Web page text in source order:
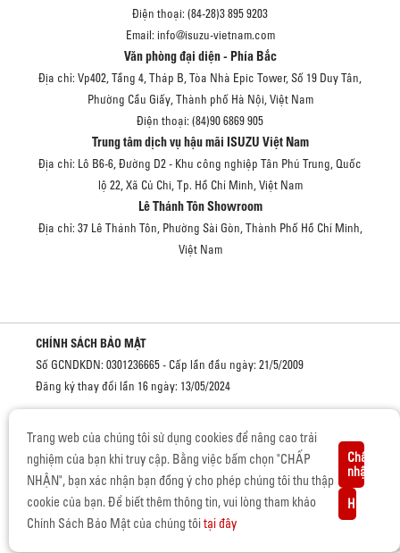
Trang web của chúng tôi sử dụng cookies để nâng cao trải
nghiệm của bạn khi truy cập. Bằng việc bấm chọn "CHẤP
NHẬN", bạn xác nhận bạn đồng ý cho phép chúng tôi thu thập
cookie của bạn. Để biết thêm thông tin, vui lòng tham khảo
Chính Sách Bảo Mật của chúng tôi tại đây
Chấp
nhận
Hủy
Điện thoại: (84-28)3 895 9203
Email: info@isuzu-vietnam.com
Văn phòng đại diện - Phía Bắc
Địa chỉ: Vp402, Tầng 4, Tháp B, Tòa Nhà Epic Tower, Số 19 Duy Tân,
Phường Cầu Giấy, Thành phố Hà Nội, Việt Nam
Điện thoại: (84)90 6869 905
Trung tâm dịch vụ hậu mãi ISUZU Việt Nam
Địa chỉ: Lô B6-6, Đường D2 - Khu công nghiệp Tân Phú Trung, Quốc
lộ 22, Xã Củ Chi, Tp. Hồ Chí Minh, Việt Nam
Lê Thánh Tôn Showroom
Địa chỉ: 37 Lê Thánh Tôn, Phường Sài Gòn, Thành Phố Hồ Chí Minh,
Việt Nam
CHÍNH SÁCH BẢO MẬT
Số GCNDKDN: 0301236665 - Cấp lần đầu ngày: 21/5/2009
Đăng ký thay đổi lần 16 ngày: 13/05/2024
Cơ quan cấp: Sở kế hoạch và đầu tư Thành phố Hồ Chí Minh
BẢN QUYỀN © 2019 CỦA ISUZU VIỆT NAM.
Giấy chứng nhận đủ điều kiện sản xuất, lắp ráp Ô tô - Số